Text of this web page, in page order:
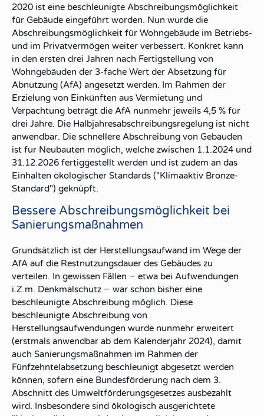
2020 ist eine beschleunigte Abschreibungsmöglichkeit
für Gebäude eingeführt worden. Nun wurde die
Abschreibungsmöglichkeit für Wohngebäude im Betriebs-
und im Privatvermögen weiter verbessert. Konkret kann
in den ersten drei Jahren nach Fertigstellung von
Wohngebäuden der 3-fache Wert der Absetzung für
Abnutzung (AfA) angesetzt werden. Im Rahmen der
Erzielung von Einkünften aus Vermietung und
Verpachtung beträgt die AfA nunmehr jeweils 4,5 % für
drei Jahre. Die Halbjahresabschreibungsregelung ist nicht
anwendbar. Die schnellere Abschreibung von Gebäuden
ist für Neubauten möglich, welche zwischen 1.1.2024 und
31.12.2026 fertiggestellt werden und ist zudem an das
Einhalten ökologischer Standards ("Klimaaktiv Bronze-
Standard") geknüpft.
Bessere Abschreibungsmöglichkeit bei
Sanierungsmaßnahmen
Grundsätzlich ist der Herstellungsaufwand im Wege der
AfA auf die Restnutzungsdauer des Gebäudes zu
verteilen. In gewissen Fällen − etwa bei Aufwendungen
i.Z.m. Denkmalschutz − war schon bisher eine
beschleunigte Abschreibung möglich. Diese
beschleunigte Abschreibung von
Herstellungsaufwendungen wurde nunmehr erweitert
(erstmals anwendbar ab dem Kalenderjahr 2024), damit
auch Sanierungsmaßnahmen im Rahmen der
Fünfzehntelabsetzung beschleunigt abgesetzt werden
können, sofern eine Bundesförderung nach dem 3.
Abschnitt des Umweltförderungsgesetzes ausbezahlt
wird. Insbesondere sind ökologisch ausgerichtete